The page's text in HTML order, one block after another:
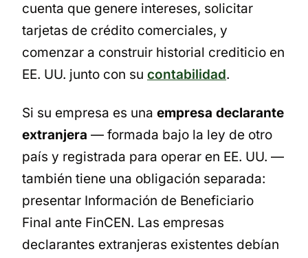
cuenta que genere intereses, solicitar
tarjetas de crédito comerciales, y
comenzar a construir historial crediticio en
EE. UU. junto con su contabilidad.
Si su empresa es una empresa declarante
extranjera — formada bajo la ley de otro
país y registrada para operar en EE. UU. —
también tiene una obligación separada:
presentar Información de Beneficiario
Final ante FinCEN. Las empresas
declarantes extranjeras existentes debían